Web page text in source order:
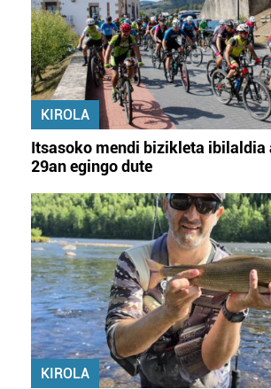
KIROLA
Itsasoko mendi bizikleta ibilaldia
29an egingo dute
KIROLA